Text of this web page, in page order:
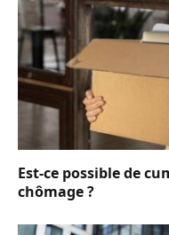
Est-ce possible de
chômage ?